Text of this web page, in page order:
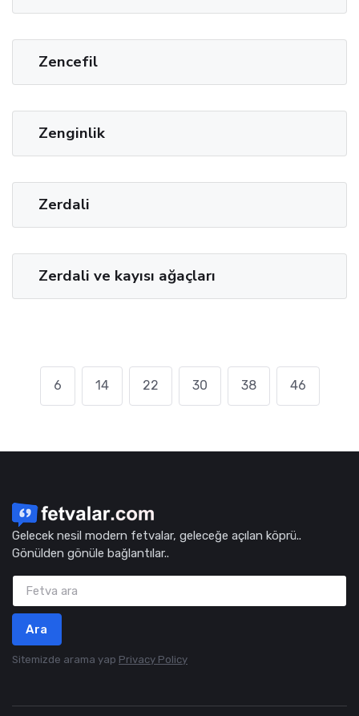
Zencefil
Zenginlik
Zerdali
Zerdali ve kayısı ağaçları
6 14 22 30 38 46
Gelecek nesil modern fetvalar, geleceğe açılan köprü..
Gönülden gönüle bağlantılar..
Ara
Sitemizde arama yap Privacy Policy